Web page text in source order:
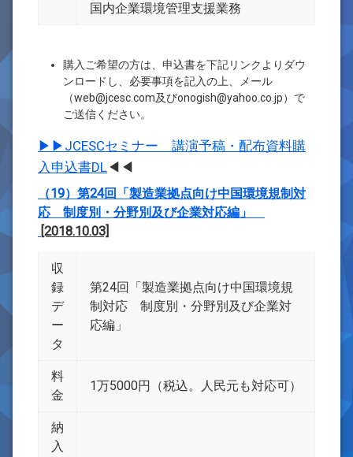
国内企業環境管理支援業務
購入ご希望の方は、申込書を下記リンクよりダウ
ンロードし、必要事項を記入の上、メール
（web@jcesc.com及びonogish@yahoo.co.jp）で
ご送信ください。
▶▶JCESCセミナー 講演予稿・配布資料購
入申込書DL◀◀
（19）第24回「製造業拠点向け中国環境規制対
応 制度別・分野別及び企業対応編」
[2018.10.03]
収
録
デ
ー
タ
第24回「製造業拠点向け中国環境規
制対応 制度別・分野別及び企業対
応編」
料
金
1万5000円（税込。人民元も対応可）
納
入